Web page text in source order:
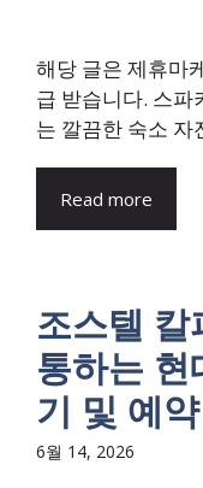
해당 글은 제휴마
급 받습니다. 스파
는 깔끔한 숙소 자
Read more
조스텔
통하는
기 및 예
6월 14, 2026